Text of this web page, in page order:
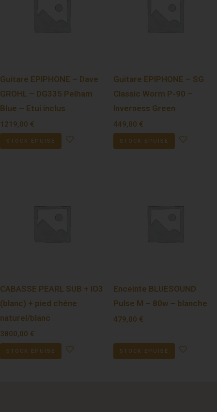
Guitare EPIPHONE – Dave
GROHL – DG335 Pelham
Blue – Etui inclus
1219,00 €
STOCK ÉPUISÉ
Guitare EPIPHONE – SG
Classic Worm P-90 –
Inverness Green
449,00 €
STOCK ÉPUISÉ
CABASSE PEARL SUB + IO3
(blanc) + pied chêne
naturel/blanc
3800,00 €
STOCK ÉPUISÉ
Enceinte BLUESOUND
Pulse M – 80w – blanche
479,00 €
STOCK ÉPUISÉ